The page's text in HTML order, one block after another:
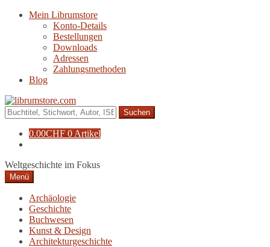
Navigation
Zum
Mein Librumstore
Konto-Details
Bestellungen
Downloads
Adressen
Zahlungsmethoden
Blog
Suche
nach:
0.00CHF 0 Artikel
Weltgeschichte im Fokus
Menü
Archäologie
Geschichte
Buchwesen
Kunst & Design
Architekturgeschichte